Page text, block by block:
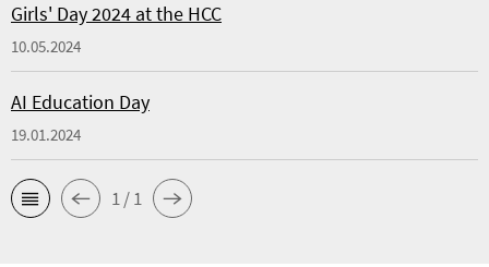
Girls' Day 2024 at the HCC
10.05.2024
AI Education Day
19.01.2024
1 / 1